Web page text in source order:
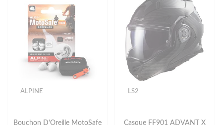
ALPINE
Bouchon D'Oreille MotoSafe
LS2
Casque FF901 ADVANT X